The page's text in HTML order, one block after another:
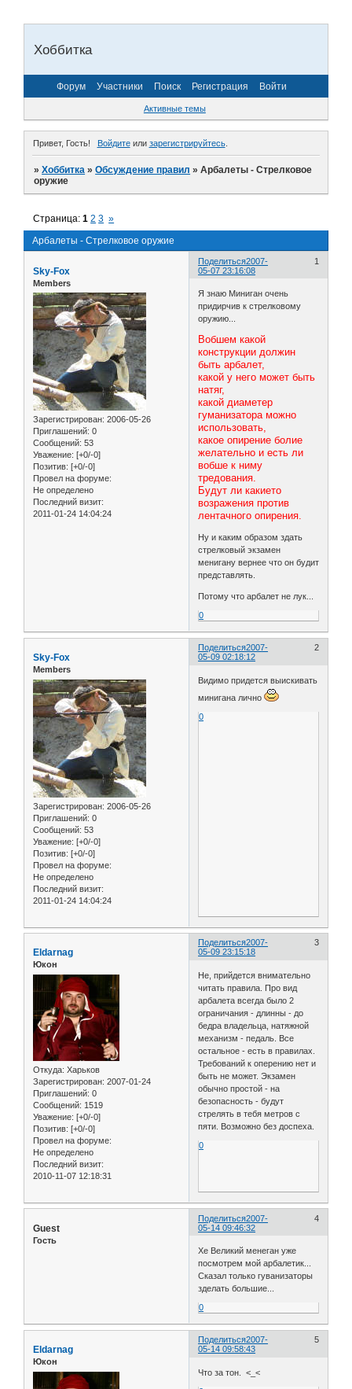
Хоббитка
Форум Участники Поиск Регистрация Войти
Активные темы
Привет, Гость! Войдитеили зарегистрируйтесь.
»Хоббитка »Обсуждение правил »Арбалеты - Стрелковое
оружие
Арбалеты - Стрелковое оружие
Страница:1 2 3 »
Поделиться 1
2007-
05-07 23:16:08
Sky-Fox
Members
Зарегистрирован: 2006-05-26
Приглашений: 0
Сообщений: 53
Уважение: [+0/-0]
Позитив: [+0/-0]
Провел на форуме:
Не определено
Последний визит:
2011-01-24 14:04:24
Я знаю Миниган очень
придирчив к стрелковому
оружию...
Вобшем какой
конструкции должин
быть арбалет,
какой у него может быть
натяг,
какой диаметер
гуманизатора можно
использовать,
какое опирение болие
желательно и есть ли
вобше к ниму
тредования.
Будут ли какието
возражения против
лентачного опирения.
Ну и каким образом здать
стрелковый экзамен
менигану вернее что он будит
представлять.
Потому что арбалет не лук...
0
Поделиться 2
2007-
05-09 02:18:12
Sky-Fox
Members
Зарегистрирован: 2006-05-26
Приглашений: 0
Сообщений: 53
Уважение: [+0/-0]
Позитив: [+0/-0]
Провел на форуме:
Не определено
Последний визит:
2011-01-24 14:04:24
Видимо придется выискивать
минигана лично
0
Поделиться 3
2007-
05-09 23:15:18
Eldarnag
Юкон
Откуда: Харьков
Зарегистрирован: 2007-01-24
Приглашений: 0
Сообщений: 1519
Уважение: [+0/-0]
Позитив: [+0/-0]
Провел на форуме:
Не определено
Последний визит:
2010-11-07 12:18:31
Не, прийдется внимательно
читать правила. Про вид
арбалета всегда было 2
ограничания - длинны - до
бедра владельца, натяжной
механизм - педаль. Все
остальное - есть в правилах.
Требований к оперению нет и
быть не может. Экзамен
обычно простой - на
безопасность - будут
стрелять в тебя метров с
пяти. Возможно без доспеха.
0
Поделиться 4
2007-
05-14 09:46:32
Guest
Гость
Хе Великий менеган уже
посмотрем мой арбалетик...
Сказал только гуванизаторы
зделать большие...
0
Поделиться 5
2007-
05-14 09:58:43
Eldarnag
Юкон
Что за тон. <_<